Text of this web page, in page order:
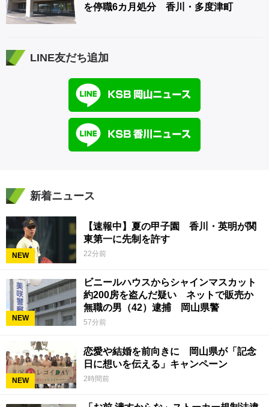
を停職6カ月処分 香川・多度津町
LINE友だち追加
新着ニュース
NEW
【速報中】夏の甲子園 香川・英明が関
東第一に先制を許す
22分前
NEW
ビニールハウスからシャインマスカット
約200房を盗んだ疑い ネットで販売か
無職の男（42）逮捕 岡山県警
57分前
NEW
恋愛や結婚を前向きに 岡山県が「記念
日に想いを伝える」キャンペーン
2時間前